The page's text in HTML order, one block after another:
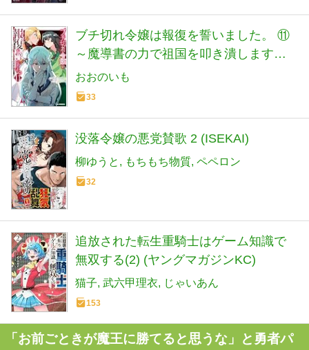
ブチ切れ令嬢は報復を誓いました。 ⑪
～魔導書の力で祖国を叩き潰します～
(ホビージャパンコミックス)
おおのいも
33
没落令嬢の悪党賛歌 2 (ISEKAI)
柳ゆうと もちもち物質 ペペロン
32
追放された転生重騎士はゲーム知識で
無双する(2) (ヤングマガジンKC)
猫子 武六甲理衣 じゃいあん
153
「お前ごときが魔王に勝てると思うな」と勇者パ